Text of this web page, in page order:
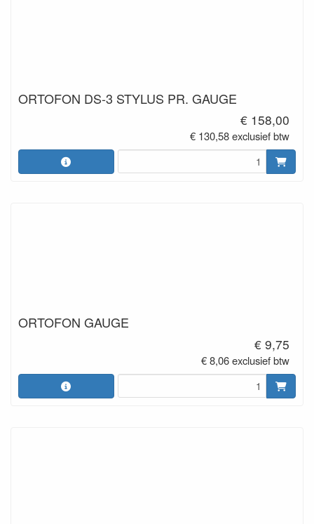
ORTOFON DS-3 STYLUS PR. GAUGE
€ 158,00
€ 130,58 exclusief btw
ORTOFON GAUGE
€ 9,75
€ 8,06 exclusief btw